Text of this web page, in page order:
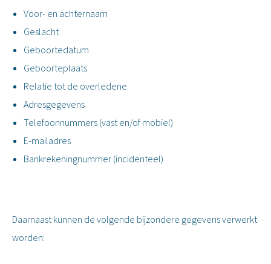
Voor- en achternaam
Geslacht
Geboortedatum
Geboorteplaats
Relatie tot de overledene
Adresgegevens
Telefoonnummers (vast en/of mobiel)
E-mailadres
Bankrekeningnummer (incidenteel)
Daarnaast kunnen de volgende bijzondere gegevens verwerkt
worden: